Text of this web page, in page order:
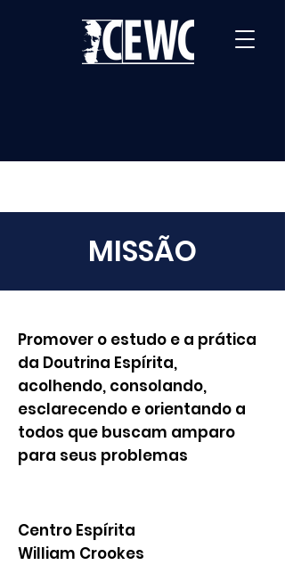
MISSÃO
Promover o estudo e a prática
da Doutrina Espírita,
acolhendo, consolando,
esclarecendo e orientando a
todos que buscam amparo
para seus problemas
Centro Espírita
William Crookes